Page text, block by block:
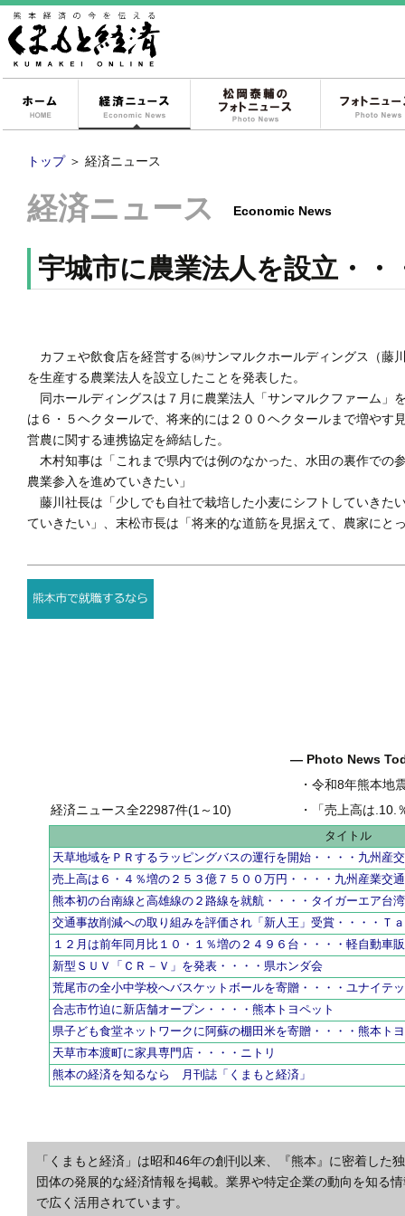
経済ニュース
トップ ＞ 経済ニュース
経済ニュース Economic News
宇城市に農業法人を設立・
カフェや飲食店を経営する㈱サンマルクホールディングス（藤
を生産する農業法人を設立したことを発表した。
同ホールディングスは７月に農業法人「サンマルクファーム」
は６・５ヘクタールで、将来的には２００ヘクタールまで増や
営農に関する連携協定を締結した。
木村知事は「これまで県内では例のなかった、水田の裏作での
農業参入を進めていきたい」
藤川社長は「少しでも自社で栽培した小麦にシフトしていきた
ていきたい」、末松市長は「将来的な道筋を見据えて、農家に
― Photo News
・令和8年熊本地
・
「売上高は.10.％増の
経済ニュース全22987件(1～10)
タイトル
天草地域をＰＲするラッピングバスの運行を開始・・・・九州産
売上高は６・４％増の２５３億７５００万円・・・・九州産業交
熊本初の台南線と高雄線の２路線を就航・・・・タイガーエア台湾
交通事故削減への取り組みを評価され「新人王」受賞・・・・Ｔ
１２月は前年同月比１０・１％増の２４９６台・・・・軽自動車
新型ＳＵＶ「ＣＲ－Ｖ」を発表・・・・県ホンダ会
荒尾市の全小中学校へバスケットボールを寄贈・・・・ユナイテ
合志市竹迫に新店舗オープン・・・・熊本トヨペット
県子ども食堂ネットワークに阿蘇の棚田米を寄贈・・・・熊本ト
天草市本渡町に家具専門店・・・・ニトリ
熊本の経済を知るなら 月刊誌「くまもと経済」
「くまもと経済」は昭和46年の創刊以来、『熊本』に密着し
団体の発展的な経済情報を掲載。業界や特定企業の動向を知る
で広く活用されています。